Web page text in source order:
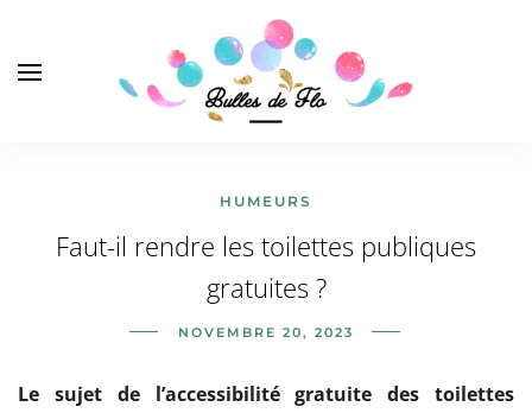
HUMEURS
Faut-il rendre les toilettes publiques
gratuites ?
NOVEMBRE 20, 2023
Le sujet de l’accessibilité gratuite des toilettes